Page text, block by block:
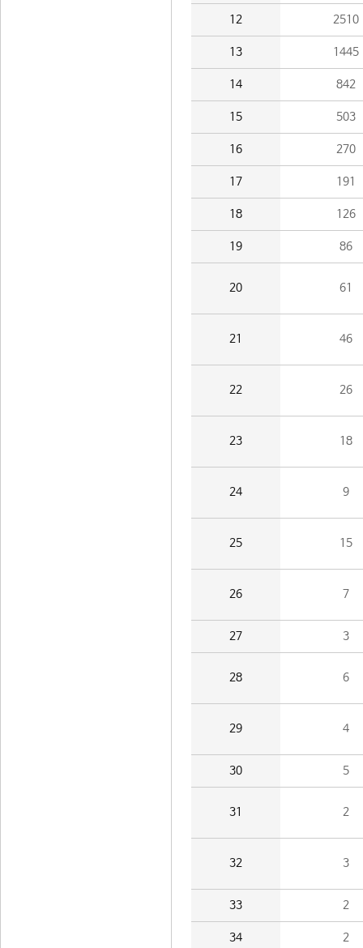
12 2510
13 1445
14 842
15 503
16 270
17 191
18 126
19 86
20 61
21 46
22 26
23 18
24 9
25 15
26 7
27 3
28 6
29 4
30 5
31 2
32 3
33 2
34 2